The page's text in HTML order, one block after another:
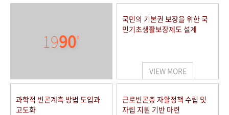
1990'
국민의 기본권 보장을 위한 국
민기초생활보장제도 설계
VIEW MORE
과학적 빈곤계측 방법 도입과
고도화
근로빈곤층 자활정책 수립 및
자립 지원 기반 마련